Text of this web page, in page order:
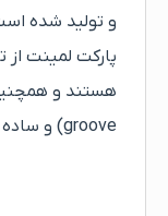
و تولید شده
پارکت لمینت از
groove) و ساده (بدون شیار) ارائه می شود.